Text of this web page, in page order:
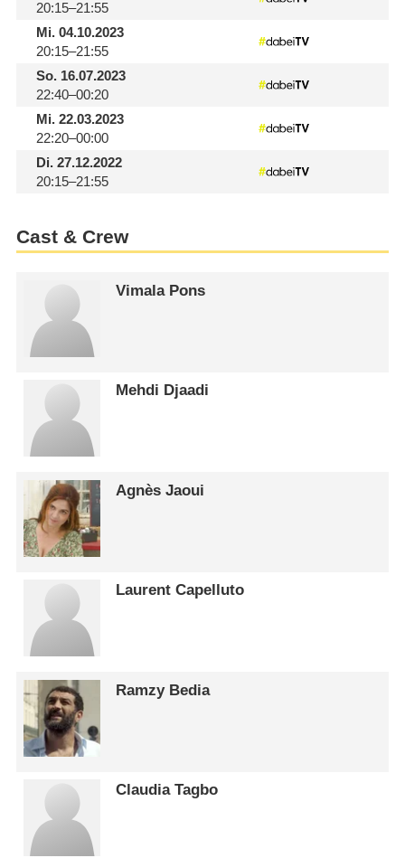
20:15–21:55
Mi.04.10.2023
20:15–21:55
So.16.07.2023
22:40–00:20
Mi.22.03.2023
22:20–00:00
Di.27.12.2022
20:15–21:55
Cast & Crew
Vimala Pons
Mehdi Djaadi
Agnès Jaoui
Laurent Capelluto
Ramzy Bedia
Claudia Tagbo